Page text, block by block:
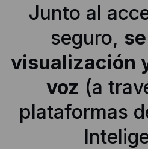
Junto al
seguro,
visualización
voz (a
plataformas